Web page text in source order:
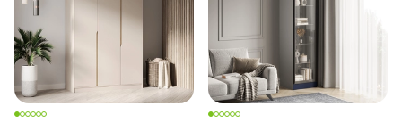
шкаф